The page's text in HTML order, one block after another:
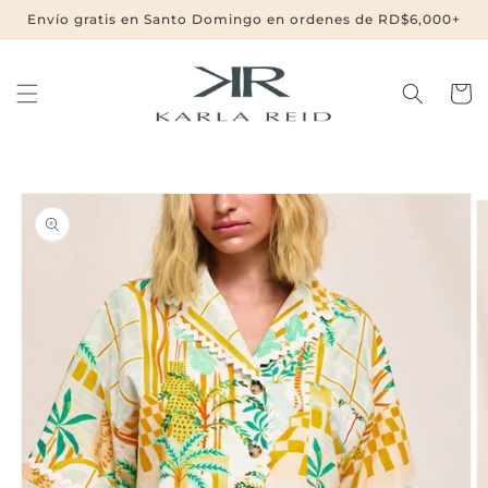
directamente
al contenido
Envío gratis en Santo Domingo en ordenes de RD$6,000+
Carrito
directamente
a la
información